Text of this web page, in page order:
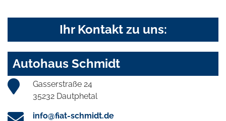
Ihr Kontakt zu uns:
Autohaus Schmidt
Gasserstraße 24
35232 Dautphetal
info@fiat-schmidt.de